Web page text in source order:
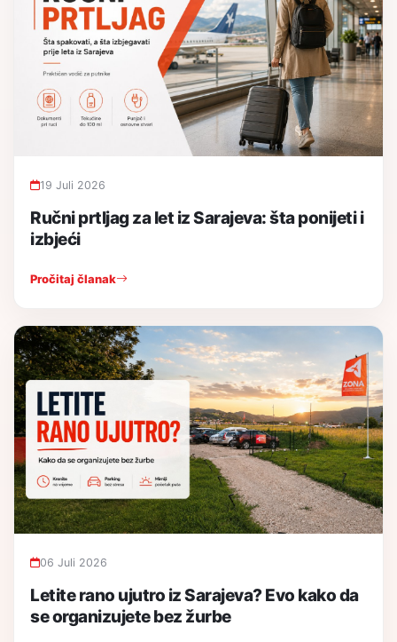
19 Juli 2026
Ručni prtljag za let iz Sarajeva: šta ponijeti i
izbjeći
Pročitaj članak
06 Juli 2026
Letite rano ujutro iz Sarajeva? Evo kako da
se organizujete bez žurbe